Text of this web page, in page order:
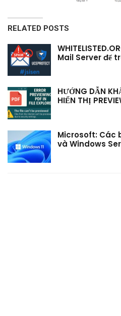
RELATED POSTS
Mail Server để
HƯỚNG DẪN
HIỂN THỊ
Microsoft: Các
và Windows